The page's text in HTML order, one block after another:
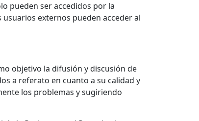
pueden ser accedidos por la
usuarios externos pueden acceder al
objetivo la difusión y discusión de
a referato en cuanto a su calidad y
los problemas y sugiriendo